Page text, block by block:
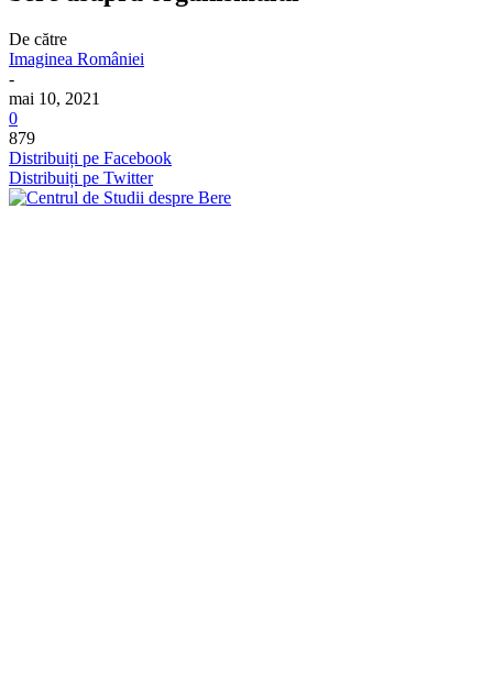
De către
Imaginea României
-
mai 10, 2021
0
879
Distribuiți pe Facebook
Distribuiți pe Twitter